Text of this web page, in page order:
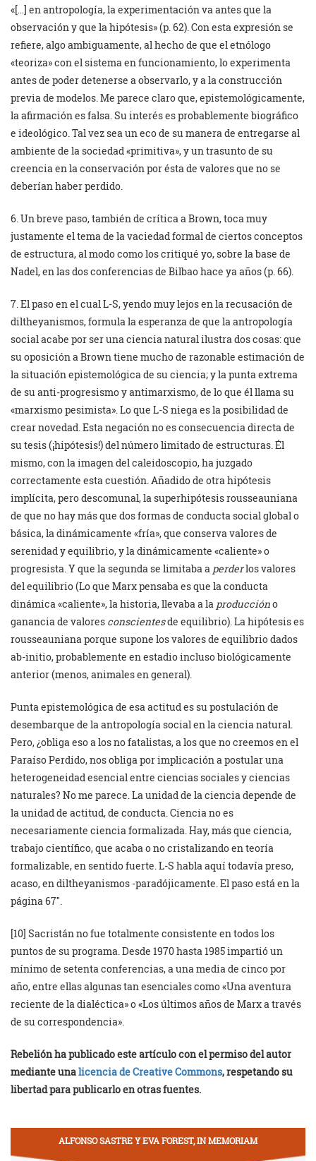
«[…] en antropología, la experimentación va antes que la
observación y que la hipótesis» (p. 62). Con esta expresión se
refiere, algo ambiguamente, al hecho de que el etnólogo
«teoriza» con el sistema en funcionamiento, lo experimenta
antes de poder detenerse a observarlo, y a la construcción
previa de modelos. Me parece claro que, epistemológicamente,
la afirmación es falsa. Su interés es probablemente biográfico
e ideológico. Tal vez sea un eco de su manera de entregarse al
ambiente de la sociedad «primitiva», y un trasunto de su
creencia en la conservación por ésta de valores que no se
deberían haber perdido.
6. Un breve paso, también de crítica a Brown, toca muy
justamente el tema de la vaciedad formal de ciertos conceptos
de estructura, al modo como los critiqué yo, sobre la base de
Nadel, en las dos conferencias de Bilbao hace ya años (p. 66).
7. El paso en el cual L-S, yendo muy lejos en la recusación de
diltheyanismos, formula la esperanza de que la antropología
social acabe por ser una ciencia natural ilustra dos cosas: que
su oposición a Brown tiene mucho de razonable estimación de
la situación epistemológica de su ciencia; y la punta extrema
de su anti-progresismo y antimarxismo, de lo que él llama su
«marxismo pesimista». Lo que L-S niega es la posibilidad de
crear novedad. Esta negación no es consecuencia directa de
su tesis (¡hipótesis!) del número limitado de estructuras. Él
mismo, con la imagen del caleidoscopio, ha juzgado
correctamente esta cuestión. Añadido de otra hipótesis
implícita, pero descomunal, la superhipótesis rousseauniana
de que no hay más que dos formas de conducta social global o
básica, la dinámicamente «fría», que conserva valores de
serenidad y equilibrio, y la dinámicamente «caliente» o
progresista. Y que la segunda se limitaba a perderlos valores
del equilibrio (Lo que Marx pensaba es que la conducta
dinámica «caliente», la historia, llevaba a la produccióno
ganancia de valores conscientesde equilibrio). La hipótesis es
rousseauniana porque supone los valores de equilibrio dados
ab-initio, probablemente en estadio incluso biológicamente
anterior (menos, animales en general).
Punta epistemológica de esa actitud es su postulación de
desembarque de la antropología social en la ciencia natural.
Pero, ¿obliga eso a los no fatalistas, a los que no creemos en el
Paraíso Perdido, nos obliga por implicación a postular una
heterogeneidad esencial entre ciencias sociales y ciencias
naturales? No me parece. La unidad de la ciencia depende de
la unidad de actitud, de conducta. Ciencia no es
necesariamente ciencia formalizada. Hay, más que ciencia,
trabajo científico, que acaba o no cristalizando en teoría
formalizable, en sentido fuerte. L-S habla aquí todavía preso,
acaso, en diltheyanismos -paradójicamente. El paso está en la
página 67″.
[10] Sacristán no fue totalmente consistente en todos los
puntos de su programa. Desde 1970 hasta 1985 impartió un
mínimo de setenta conferencias, a una media de cinco por
año, entre ellas algunas tan esenciales como «Una aventura
reciente de la dialéctica» o «Los últimos años de Marx a través
de su correspondencia».
Rebelión ha publicado este artículo con el permiso del autor
mediante unalicencia de Creative Commons, respetando su
libertad para publicarlo en otras fuentes.
ALFONSO SASTRE Y EVA FOREST, IN MEMORIAM